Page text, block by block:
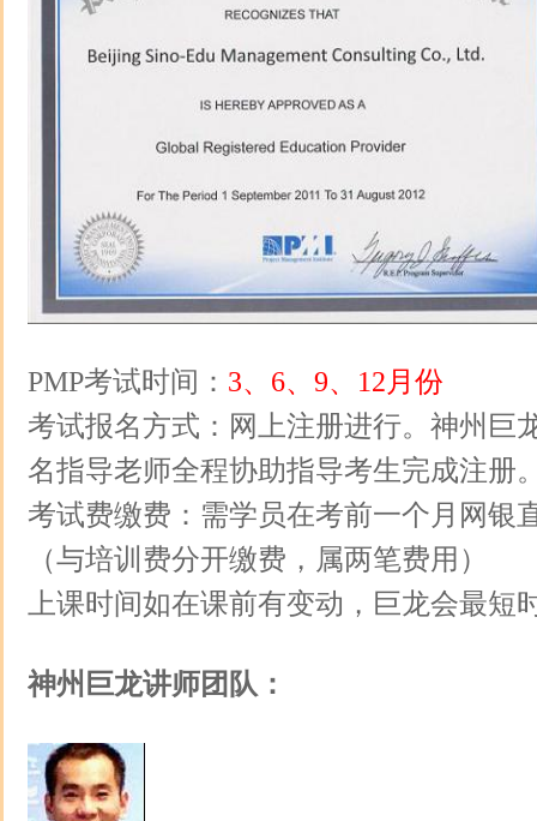
PMP考试时间： 3、6、9、12月份
考试报名方式：网上注册进行。神州巨
名指导老师全程协助指导考生完成注册
考试费缴费：需学员在考前一个月网银
（与培训费分开缴费，属两笔费用）
上课时间如在课前有变动，巨龙会最短
神州巨龙讲师团队：